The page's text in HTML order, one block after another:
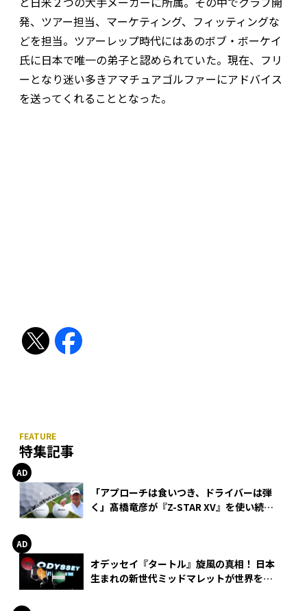
発、ツアー担当、マーケティング、フィッティングな
どを担当。ツアーレップ時代にはあのボブ・ボーケイ
氏に日本で唯一の弟子と認められていた。現在、フリ
ーとなり迷い多きアマチュアゴルファーにアドバイス
を送ってくれることとなった。
特集記事
「アプローチは食いつき、ドライバーは弾
く」髙橋竜彦が『Z-STAR XV』を使い続け
オデッセイ『タートル』旋風の真相！ 日本
生まれの新世代ミッドマレットが世界を席